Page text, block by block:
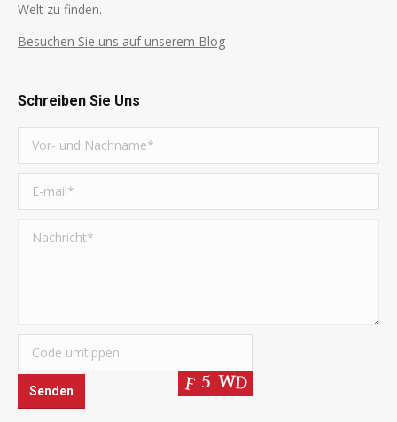
Welt zu finden.
Besuchen Sie uns auf unserem Blog
Schreiben Sie Uns